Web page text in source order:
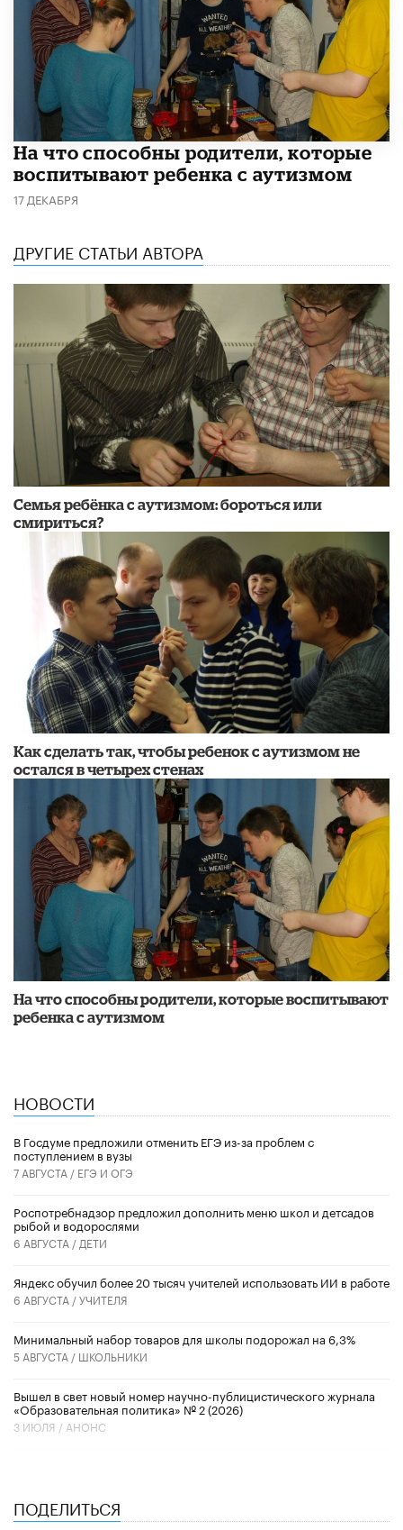
На что способны родители, которые
воспитывают ребенка с аутизмом
17 ДЕКАБРЯ
ДРУГИЕ СТАТЬИ АВТОРА
Семья ребёнка с аутизмом: бороться или
смириться?
Как сделать так, чтобы ребенок с аутизмом не
остался в четырех стенах
На что способны родители, которые воспитывают
ребенка с аутизмом
НОВОСТИ
В Госдуме предложили отменить ЕГЭ из-за проблем с
поступлением в вузы
7 АВГУСТА / ЕГЭ И ОГЭ
Роспотребнадзор предложил дополнить меню школ и детсадов
рыбой и водорослями
6 АВГУСТА / ДЕТИ
​Яндекс обучил более 20 тысяч учителей использовать ИИ в работе
6 АВГУСТА /УЧИТЕЛЯ
Минимальный набор товаров для школы подорожал на 6,3%
5 АВГУСТА / ШКОЛЬНИКИ
Вышел в свет новый номер научно-публицистического журнала
«Образовательная политика» № 2 (2026)
3 ИЮЛЯ / АНОНС
ПОДЕЛИТЬСЯ